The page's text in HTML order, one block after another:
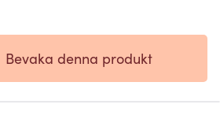
Bevaka denna produkt